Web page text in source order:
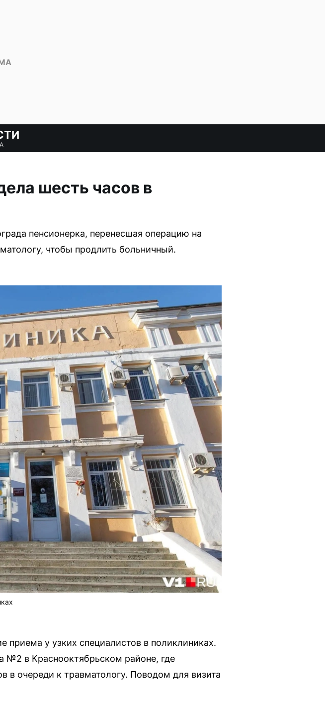
шесть часов в
пенсионерка, перенесшая операцию на
чтобы продлить больничный.
у узких специалистов в поликлиниках.
№2 в Краснооктябрьском районе, где
в очереди к травматологу. Поводом для визита